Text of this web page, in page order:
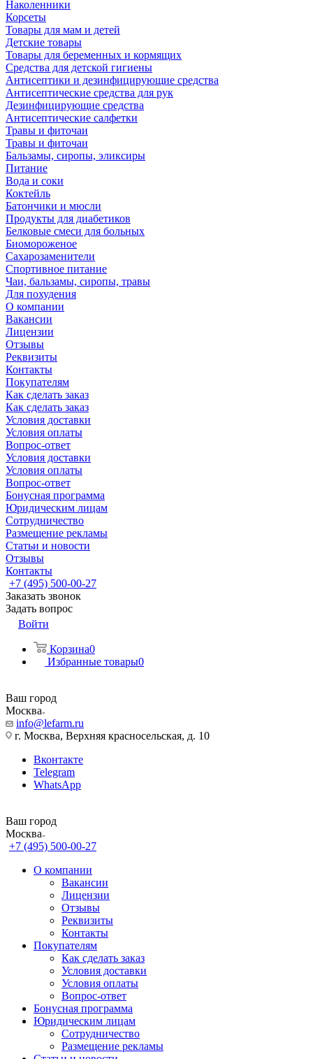
Наколенники
Корсеты
Товары для мам и детей
Детские товары
Товары для беременных и кормящих
Средства для детской гигиены
Антисептики и дезинфицирующие средства
Антисептические средства для рук
Дезинфицирующие средства
Антисептические салфетки
Травы и фиточаи
Травы и фиточаи
Бальзамы, сиропы, эликсиры
Питание
Вода и соки
Коктейль
Батончики и мюсли
Продукты для диабетиков
Белковые смеси для больных
Биомороженое
Сахарозаменители
Спортивное питание
Чаи, бальзамы, сиропы, травы
Для похудения
О компании
Вакансии
Лицензии
Отзывы
Реквизиты
Контакты
Покупателям
Как сделать заказ
Как сделать заказ
Условия доставки
Условия оплаты
Вопрос-ответ
Условия доставки
Условия оплаты
Вопрос-ответ
Бонусная программа
Юридическим лицам
Сотрудничество
Размещение рекламы
Статьи и новости
Отзывы
Контакты
+7 (495) 500-00-27
Заказать звонок
Задать вопрос
Войти
Корзина0
Избранные товары0
Ваш город
Москва
info@lefarm.ru
г. Москва, Верхняя красносельская, д. 10
Вконтакте
Telegram
WhatsApp
Ваш город
Москва
+7 (495) 500-00-27
О компании
Вакансии
Лицензии
Отзывы
Реквизиты
Контакты
Покупателям
Как сделать заказ
Условия доставки
Условия оплаты
Вопрос-ответ
Бонусная программа
Юридическим лицам
Сотрудничество
Размещение рекламы